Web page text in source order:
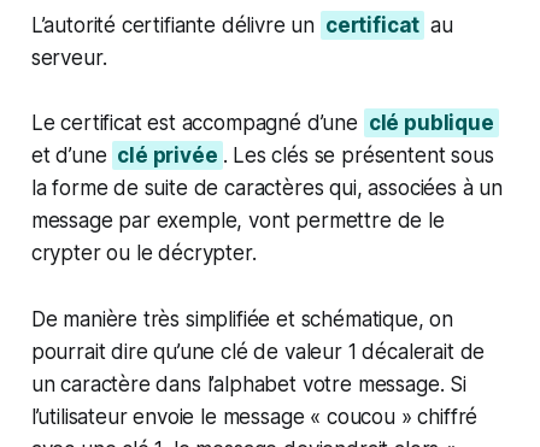
L’autorité certifiante délivre un certificat au
serveur.
Le certificat est accompagné d’une clé publique
et d’une clé privée . Les clés se présentent sous
la forme de suite de caractères qui, associées à un
message par exemple, vont permettre de le
crypter ou le décrypter.
De manière très simplifiée et schématique, on
pourrait dire qu’une clé de valeur 1 décalerait de
un caractère dans l’alphabet votre message. Si
l’utilisateur envoie le message « coucou » chiffré